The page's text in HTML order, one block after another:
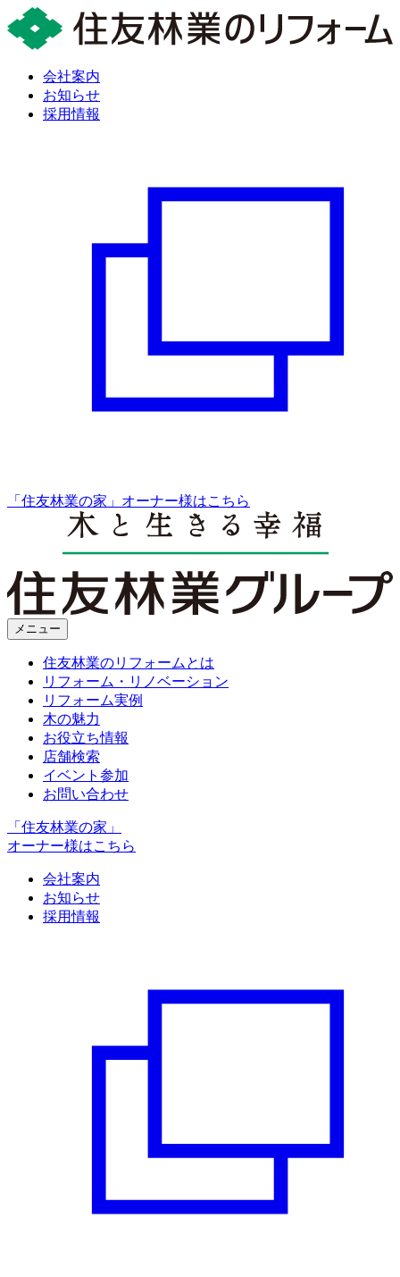
会社案内
お知らせ
採用情報
「住友林業の家」オーナー様はこちら
メニュー
住友林業のリフォームとは
リフォーム・リノベーション
リフォーム実例
木の魅力
お役立ち情報
店舗検索
イベント参加
お問い合わせ
「住友林業の家」
オーナー様はこちら
会社案内
お知らせ
採用情報